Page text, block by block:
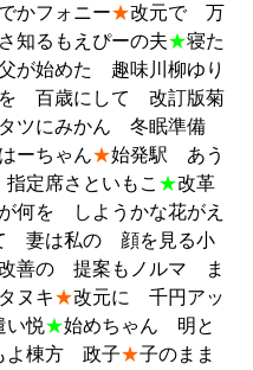
かフォニー★改元で　万
知るもえぴーの夫★寝た
が始めた　趣味川柳ゆり
　百歳にして　改訂版菊
ツにみかん　冬眠準備
ーちゃん★始発駅　あう
指定席さといもこ ★改革
何を　しようかな花がえ
　妻は私の　顔を見る小
善の　提案もノルマ　ま
ヌキ★改元に　千円アッ
い悦★始めちゃん　明と
よ棟方　政子★子のまま